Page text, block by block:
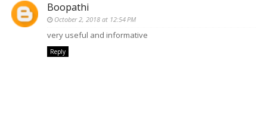
Boopathi
October 2, 2018 at 12:54 PM
very useful and informative
Reply